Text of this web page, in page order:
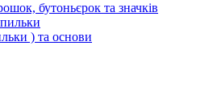
бутоньєрок та значків
) та основи